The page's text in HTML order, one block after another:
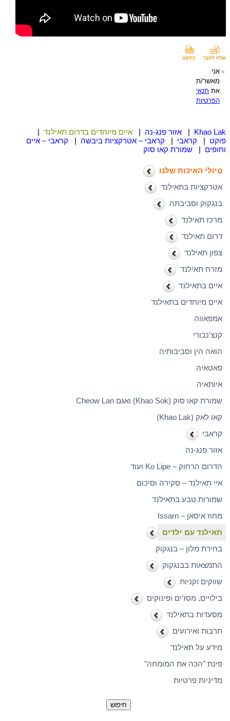
אני
מאשר/ת
את תנאי
הפרטיות
Khao Lak
| אזור פנג-נה | איים מיוחדים בדרום תאילנד |
פוקט | קראבי | קראבי – אטרקציות ביבשה | קראבי – איים
וחופים | שמורת קאו סוק
טיולי האיכות שלנו
אטרקציות בתאילנד
בנגקוק וסביבתה
מרכז תאילנד
דרום תאילנד
צפון תאילנד
מזרח תאילנד
איים בתאילנד
איים מיוחדים בתאילנד
אמפאווה
קנצ'נבורי
הואה הין וסביבותיה
פאטאיה
איותאיה
שמורת קאו סוק (Khao Sok) ואגם Cheow Lan
קאו לאק (Khao Lak)
קראבי
אזור פנג-נה
הדרום הרחוק – Ko Lipe ועוד
איי תאילנד – סקירה וסיכום
שמורות טבע בתאילנד
מחוז איסאן – Issarn
תאילנד עם ילדים
בחירת מלון – בנגקוק
התמצאות בבנגקוק
שווקים וקניות
בילויים, מסז'ים ופינוקים
מסעדות בתאילנד
תרבות ואירועים
מידע על תאילנד
פינת "הכה את המומחה"
מדיניות פרטיות